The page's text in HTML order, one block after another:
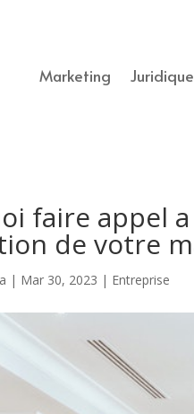
Marketing Juridique
faire appel
de votre
| Mar 30, 2023 | Entreprise